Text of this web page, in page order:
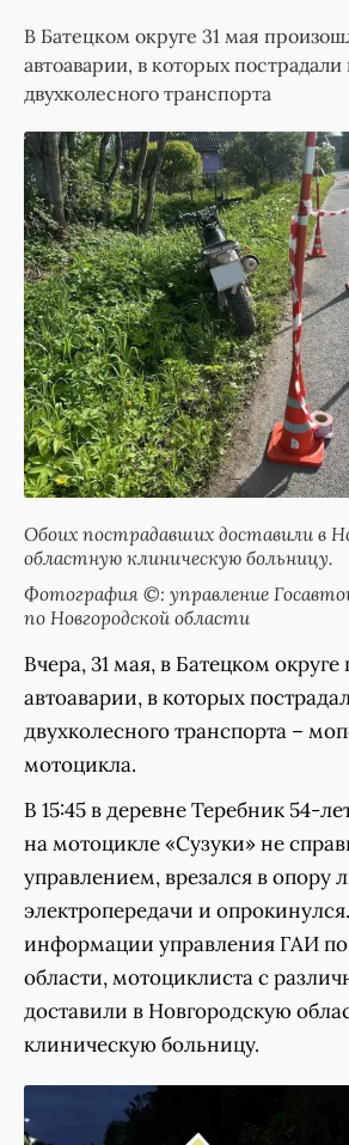
В Батецком округе 31 мая
автоаварии, в которых пострадали
двухколесного транспорта
Обоих пострадавших доставили в
областную клиническую больницу.
Фотография ©: управление
по Новгородской области
Вчера, 31 мая, в Батецком
автоаварии, в которых
двухколесного транспорта –
мотоцикла.
В 15:45 в деревне Теребник 54-
на мотоцикле «Сузуки» не
управлением, врезался в опору
электропередачи и
информации управления ГАИ
области, мотоциклиста с
доставили в Новгородскую
клиническую больницу.